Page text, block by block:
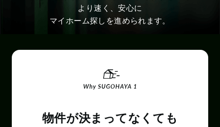
より速く、安心に
マイホーム探しを進められます。
物件が決まってなくても